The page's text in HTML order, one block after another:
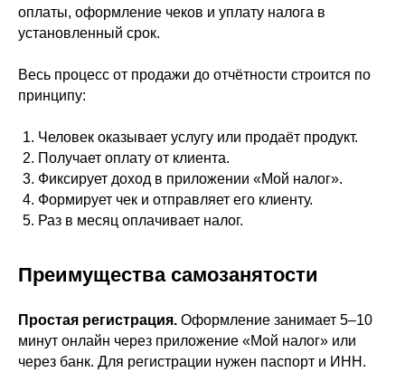
оплаты, оформление чеков и уплату налога в
установленный срок.
Весь процесс от продажи до отчётности строится по
принципу:
Человек оказывает услугу или продаёт продукт.
Получает оплату от клиента.
Фиксирует доход в приложении «Мой налог».
Формирует чек и отправляет его клиенту.
Раз в месяц оплачивает налог.
Преимущества самозанятости
Простая регистрация. Оформление занимает 5–10
минут онлайн через приложение «Мой налог» или
через банк. Для регистрации нужен паспорт и ИНН.